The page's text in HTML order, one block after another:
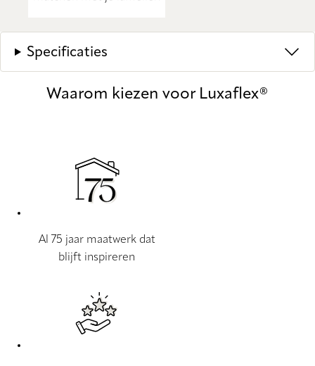
Specificaties
Waarom kiezen voor Luxaflex®
Al 75 jaar maatwerk dat
blijft inspireren